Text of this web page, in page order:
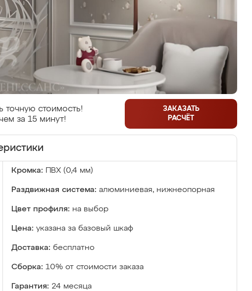
точную стоимость!
за 15 минут!
ЗАКАЗАТЬ
РАСЧЁТ
Кромка: ПВХ (0,4 мм)
Раздвижная система: алюминиевая, нижнеопорная
Цвет профиля: на выбор
Цена: указана за базовый шкаф
Доставка: бесплатно
Сборка: 10% от стоимости заказа
Гарантия: 24 месяца